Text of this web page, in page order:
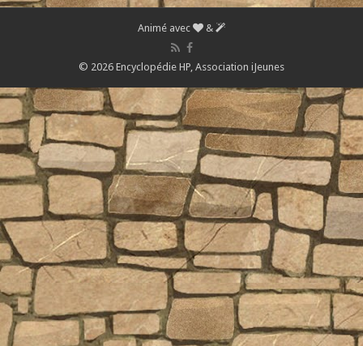
Animé avec &
© 2026 Encyclopédie HP, Association iJeunes